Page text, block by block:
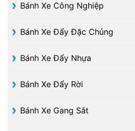
Bánh Xe Công Nghiệp
Bánh Xe Đẩy Đặc Chủng
Bánh Xe Đẩy Nhựa
Bánh Xe Đẩy Rời
Bánh Xe Gang Sắt